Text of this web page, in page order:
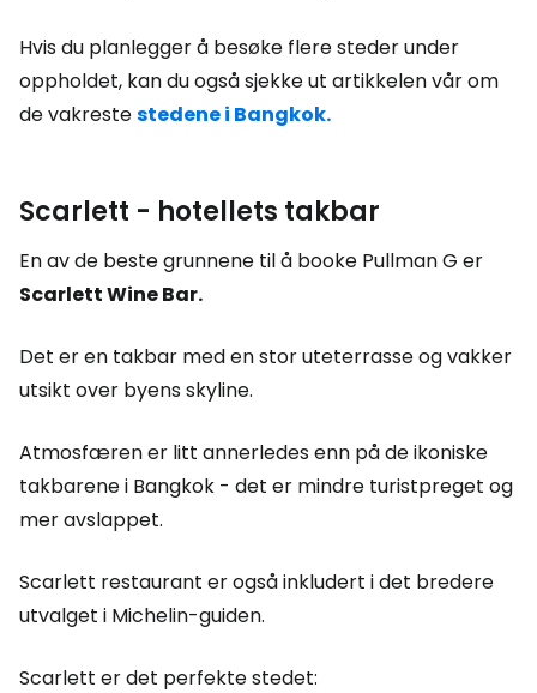
Hvis du planlegger å besøke flere steder under
oppholdet, kan du også sjekke ut artikkelen vår om
de vakrestestedene i Bangkok.
Scarlett - hotellets takbar
En av de beste grunnene til å booke Pullman G er
Scarlett Wine Bar.
Det er en takbar med en stor uteterrasse og vakker
utsikt over byens skyline.
Atmosfæren er litt annerledes enn på de ikoniske
takbarene i Bangkok - det er mindre turistpreget og
mer avslappet.
Scarlett restaurant er også inkludert i det bredere
utvalget i Michelin-guiden.
Scarlett er det perfekte stedet: